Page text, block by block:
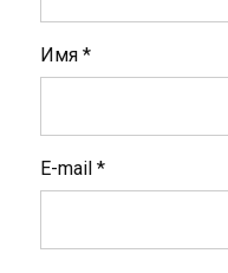
Имя *
E-mail *